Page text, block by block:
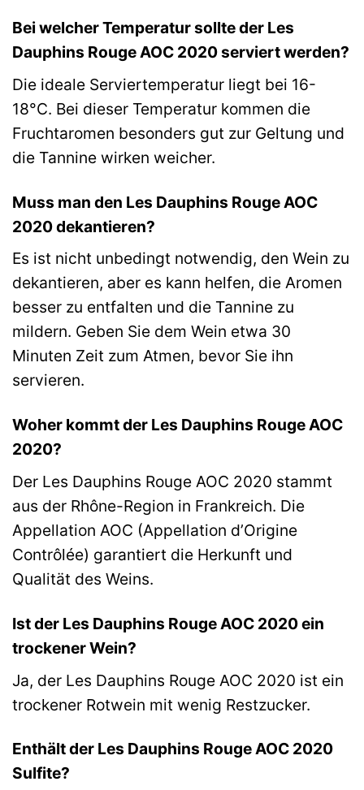
Bei welcher Temperatur sollte der Les
Dauphins Rouge AOC 2020 serviert werden?
Die ideale Serviertemperatur liegt bei 16-
18°C. Bei dieser Temperatur kommen die
Fruchtaromen besonders gut zur Geltung und
die Tannine wirken weicher.
Muss man den Les Dauphins Rouge AOC
2020 dekantieren?
Es ist nicht unbedingt notwendig, den Wein zu
dekantieren, aber es kann helfen, die Aromen
besser zu entfalten und die Tannine zu
mildern. Geben Sie dem Wein etwa 30
Minuten Zeit zum Atmen, bevor Sie ihn
servieren.
Woher kommt der Les Dauphins Rouge AOC
2020?
Der Les Dauphins Rouge AOC 2020 stammt
aus der Rhône-Region in Frankreich. Die
Appellation AOC (Appellation d’Origine
Contrôlée) garantiert die Herkunft und
Qualität des Weins.
Ist der Les Dauphins Rouge AOC 2020 ein
trockener Wein?
Ja, der Les Dauphins Rouge AOC 2020 ist ein
trockener Rotwein mit wenig Restzucker.
Enthält der Les Dauphins Rouge AOC 2020
Sulfite?